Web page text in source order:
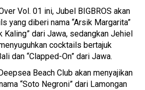
Vol. 01 ini, Jubel BIGBROS akan
yang diberi nama “Arsik Margarita”
Kaling” dari Jawa, sedangkan Jehiel
cocktails bertajuk
dan “Clapped-On” dari Jawa.
Beach Club akan menyajikan
“Soto Negroni” dari Lamongan